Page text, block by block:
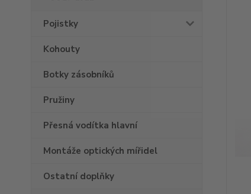
Pojistky
Kohouty
Botky zásobníků
Pružiny
Přesná vodítka hlavní
Montáže optických mířidel
Ostatní doplňky